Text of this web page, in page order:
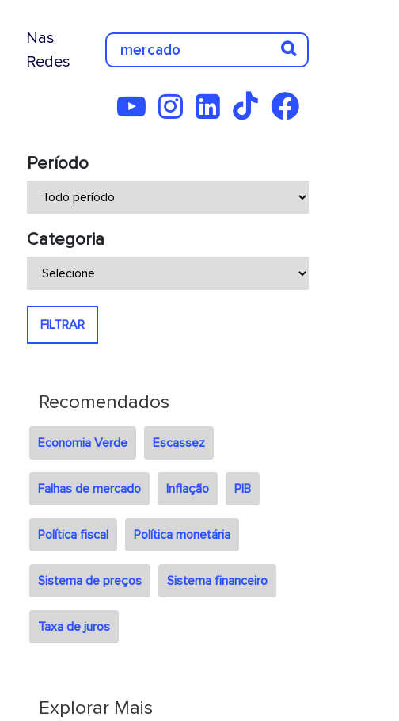
Nas
Redes
Período
Categoria
FILTRAR
Recomendados
Economia Verde Escassez
Falhas de mercado Inflação PIB
Política fiscal Política monetária
Sistema de preços Sistema financeiro
Taxa de juros
Explorar Mais